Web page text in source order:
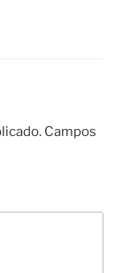
Campos